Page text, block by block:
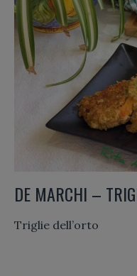
DE MARCHI –
Triglie dell’orto